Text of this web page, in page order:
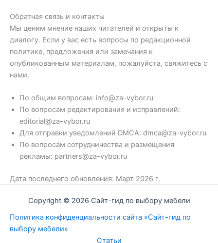
Обратная связь и контакты
Мы ценим мнение наших читателей и открыты к
диалогу. Если у вас есть вопросы по редакционной
политике, предложения или замечания к
опубликованным материалам, пожалуйста, свяжитесь с
нами.
По общим вопросам: info@za-vybor.ru
По вопросам редактирования и исправлений:
editorial@za-vybor.ru
Для отправки уведомлений DMCA: dmca@za-vybor.ru
По вопросам сотрудничества и размещения
рекламы: partners@za-vybor.ru
Дата последнего обновления: Март 2026 г.
Copyright © 2026 Сайт-гид по выбору мебели
Политика конфиденциальности сайта «Сайт-гид по
выбору мебели»
Статьи